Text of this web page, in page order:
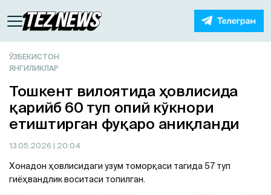
ЎЗБЕКИСТОН
ЯНГИЛИКЛАР
Тошкент вилоятида ҳовлисида
қарийб 60 туп опий кўкнори
етиштирган фуқаро аниқланди
13.05.2026 | 20:04
Хонадон ҳовлисидаги узум томорқаси тагида 57 туп
гиёҳвандлик воситаси топилган.